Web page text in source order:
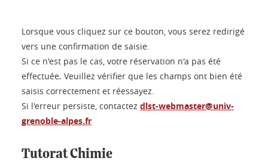
Lorsque vous cliquez sur ce bouton, vous serez redirigé
vers une confirmation de saisie.
Si ce n'est pas le cas, votre réservation n'a pas été
effectuée. Veuillez vérifier que les champs ont bien été
saisis correctement et réessayez.
Si l'erreur persiste, contactez dlst-webmaster@univ-
grenoble-alpes.fr
Tutorat Chimie